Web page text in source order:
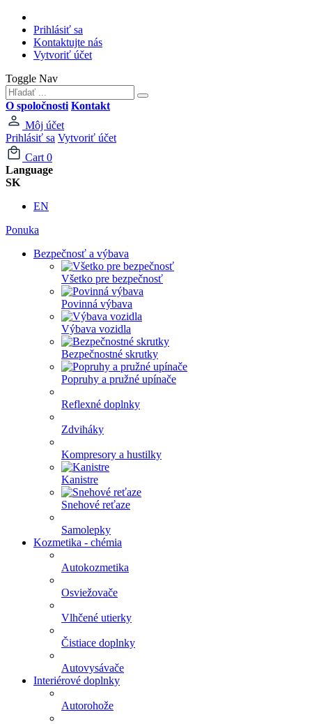
Prihlásiť sa
Kontaktujte nás
Vytvoriť účet
Toggle Nav
O spoločnosti Kontakt
Môj účet
Prihlásiť sa Vytvoriť účet
Cart 0
Language
SK
EN
Ponuka
Bezpečnosť a výbava
Všetko pre bezpečnosť
Povinná výbava
Výbava vozidla
Bezpečnostné skrutky
Popruhy a pružné upínače
Reflexné doplnky
Zdviháky
Kompresory a hustilky
Kanistre
Snehové reťaze
Samolepky
Kozmetika - chémia
Autokozmetika
Osviežovače
Vlhčené utierky
Čistiace doplnky
Autovysávače
Interiérové doplnky
Autorohože